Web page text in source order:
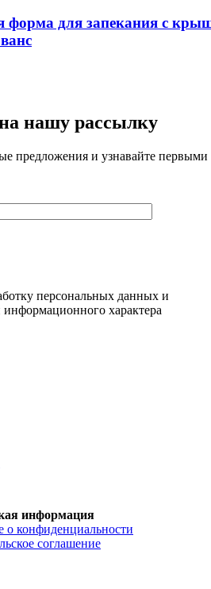
форма для запекания с
нашу рассылку
предложения и узнавайте первыми
персональных данных и
характера
информация
о конфиденциальности
соглашение